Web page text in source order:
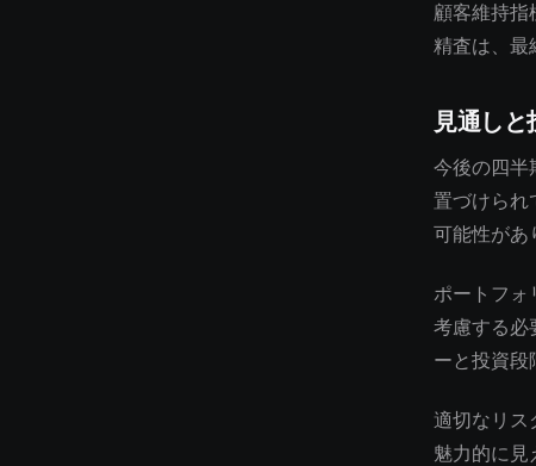
顧客維持指
精査は、最
見通し
今後の四半
置づけられ
可能性があ
ポートフォ
考慮する必
ーと投資段
適切なリス
魅力的に見